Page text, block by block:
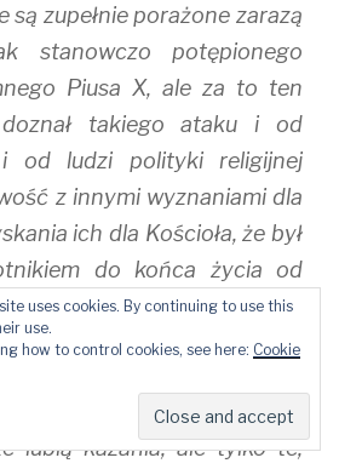
są zupełnie porażone zarazą
stanowczo potępionego
Piusa X, ale za to ten
takiego ataku i od
i od ludzi polityki religijnej
z innymi wyznaniami dla
ich dla Kościoła, że był
do końca życia od
modernistycznej herezji.
wszyscy go opuścili, bo
ilość kleru i zakonów.
lubią kazania, ale tylko te,
uses cookies. By continuing to use this
use.
how to control cookies, see here: Cookie